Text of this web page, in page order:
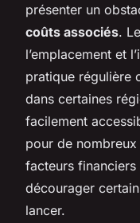
présenter un
coûts associés.
l’emplacement et
pratique régulière
dans certaines
facilement
pour de
facteurs
décourager
lancer.